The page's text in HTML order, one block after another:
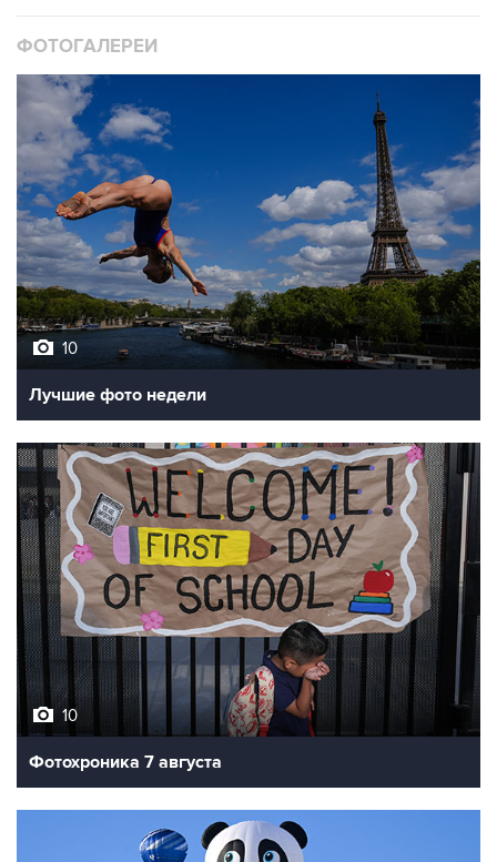
10
Лучшие фото недели
10
Фотохроника 7 августа